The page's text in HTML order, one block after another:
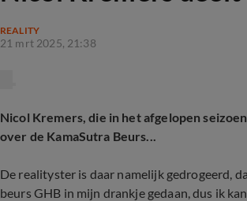
REALITY
21 mrt 2025, 21:38
Nicol Kremers, die in het afgelopen
over de KamaSutra Beurs...
De realityster is daar namelijk gedrogeerd,
beurs GHB in mijn drankje gedaan, dus ik